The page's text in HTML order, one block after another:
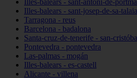
Illes-balears - sant-antoni-de-
Illes-balears - sant-josep-de-sa-talaia
Tarragona - reus
Barcelona - badalona
Santa-cruz-de-tenerife - san-
Pontevedra - pontevedra
Las-palmas - mogán
Illes-balears - es-castell
Alicante - villena